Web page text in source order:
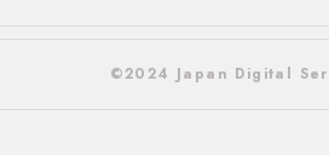
©2024 Japan Digital